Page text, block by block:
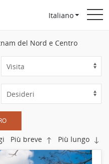
Italiano
del Nord e Centro
Più breve Più lungo